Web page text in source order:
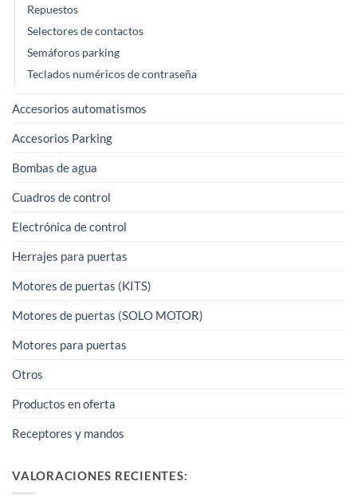
Repuestos
Selectores de contactos
Semáforos parking
Teclados numéricos de contraseña
Accesorios automatismos
Accesorios Parking
Bombas de agua
Cuadros de control
Electrónica de control
Herrajes para puertas
Motores de puertas (KITS)
Motores de puertas (SOLO MOTOR)
Motores para puertas
Otros
Productos en oferta
Receptores y mandos
VALORACIONES RECIENTES: